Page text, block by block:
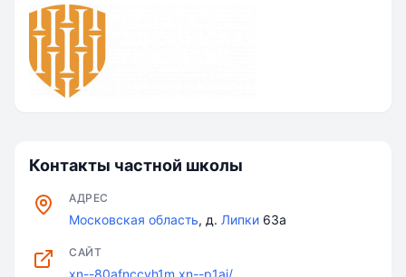
Контакты частной школы
АДРЕС
Московская область, д. Липки 63а
САЙТ
xn--80afnccvh1m.xn--p1ai/